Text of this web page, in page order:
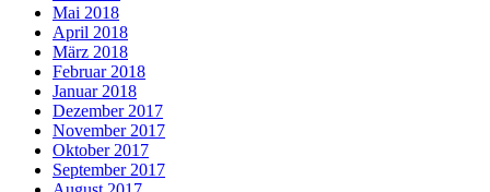
Mai 2018
April 2018
März 2018
Februar 2018
Januar 2018
Dezember 2017
November 2017
Oktober 2017
September 2017